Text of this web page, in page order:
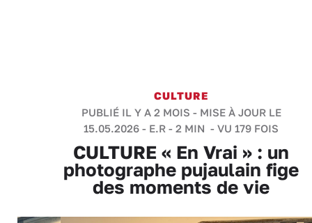
CULTURE
PUBLIÉ IL Y A 2 MOIS - MISE À JOUR LE
15.05.2026 - E.R - 2 MIN - VU 179 FOIS
CULTURE « En Vrai » : un
photographe pujaulain fige
des moments de vie